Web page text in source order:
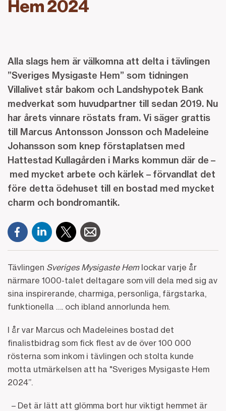
Hem 2024
Alla slags hem är välkomna att delta i tävlingen
”Sveriges Mysigaste Hem” som tidningen
Villalivet står bakom och Landshypotek Bank
medverkat som huvudpartner till sedan 2019. Nu
har årets vinnare röstats fram. Vi säger grattis
till Marcus Antonsson Jonsson och Madeleine
Johansson som knep förstaplatsen med
Hattestad Kullagården i Marks kommun där de –
med mycket arbete och kärlek – förvandlat det
före detta ödehuset till en bostad med mycket
charm och bondromantik.
Tävlingen Sveriges Mysigaste Hemlockar varje år
närmare 1000-talet deltagare som vill dela med sig av
sina inspirerande, charmiga, personliga, färgstarka,
funktionella …. och ibland annorlunda hem.
I år var Marcus och Madeleines bostad det
finalistbidrag som fick flest av de över 100 000
rösterna som inkom i tävlingen och stolta kunde
motta utmärkelsen att ha "Sveriges Mysigaste Hem
2024”.
– Det är lätt att glömma bort hur viktigt hemmet är